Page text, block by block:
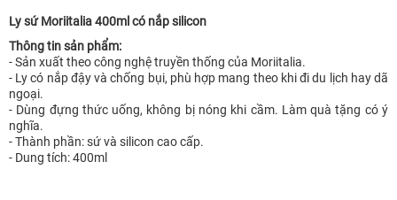
Ly sứ Moriitalia 400ml có nắp silicon
Thông tin sản phẩm:
- Sản xuất theo công nghệ truyền thống của Moriitalia.
- Ly có nắp đậy và chống bụi, phù hợp mang theo khi đi du lịch hay dã
ngoại.
- Dùng đựng thức uống, không bị nóng khi cầm. Làm quà tặng có ý
nghĩa.
- Thành phần: sứ và silicon cao cấp.
- Dung tích: 400ml